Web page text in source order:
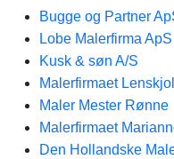
Bugge og Partner
Lobe Malerfirma ApS
Kusk & søn A/S
Malerfirmaet
Maler Mester Rønne
Malerfirmaet
Den Hollandske